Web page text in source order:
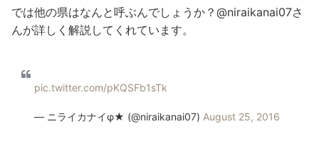
では他の県はなんと呼ぶんでしょうか？@niraikanai07さ
んが詳しく解説してくれています。
pic.twitter.com/pKQSFb1sTk
— ニライカナイφ★ (@niraikanai07) August 25, 2016